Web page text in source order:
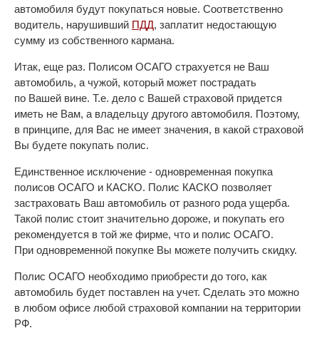
автомобиля будут покупаться новые. Соответственно
водитель, нарушивший ПДД, заплатит недостающую
сумму из собственного кармана.
Итак, еще раз. Полисом ОСАГО страхуется не Ваш
автомобиль, а чужой, который может пострадать
по Вашей вине. Т.е. дело с Вашей страховой придется
иметь не Вам, а владельцу другого автомобиля. Поэтому,
в принципе, для Вас не имеет значения, в какой страховой
Вы будете покупать полис.
Единственное исключение - одновременная покупка
полисов ОСАГО и КАСКО. Полис КАСКО позволяет
застраховать Ваш автомобиль от разного рода ущерба.
Такой полис стоит значительно дороже, и покупать его
рекомендуется в той же фирме, что и полис ОСАГО.
При одновременной покупке Вы можете получить скидку.
Полис ОСАГО необходимо приобрести до того, как
автомобиль будет поставлен на учет. Сделать это можно
в любом офисе любой страховой компании на территории
РФ.